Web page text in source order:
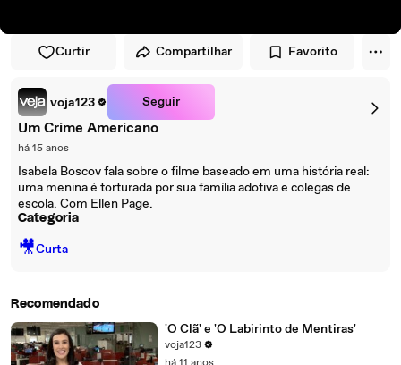
Curtir Compartilhar Favorito
voja123 Seguir
Um Crime Americano
há 15 anos
Isabela Boscov fala sobre o filme baseado em uma história real:
uma menina é torturada por sua família adotiva e colegas de
escola. Com Ellen Page.
Categoria
🎥Curta
Recomendado
'O Clã' e 'O Labirinto de Mentiras'
voja123